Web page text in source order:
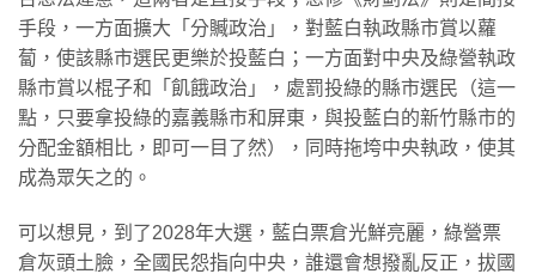
手段，一方面擴大「分贓政治」，對藍白執政縣市賞以蘿
蔔，使該縣市選民更樂於投藍白；一方面對中央及綠營執政
縣市賞以棍子和「飢餓政治」，處罰投綠的縣市選民（這一
點，只要拿投綠的嘉義縣市和屏東，與投藍白的新竹縣市的
分配金額相比，即可一目了然），同時拖垮中央執政，使其
成為眾矢之的。
可以想見，到了2028年大選，藍白票倉光鮮亮麗，綠營票
倉灰頭土臉，全國民怨指向中央，誰還會想撥亂反正，拔國